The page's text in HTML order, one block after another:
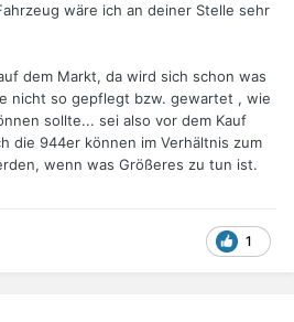
wäre ich an deiner Stelle sehr
dem Markt, da wird sich schon was
nicht so gepflegt bzw. gewartet , wie
sollte... sei also vor dem Kauf
die 944er können im Verhältnis zum
wenn was Größeres zu tun ist.
1